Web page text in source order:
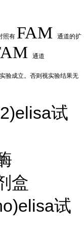
照有 FAM通道的扩
通道
实验成立。否则视实验结果无
试
盒
试